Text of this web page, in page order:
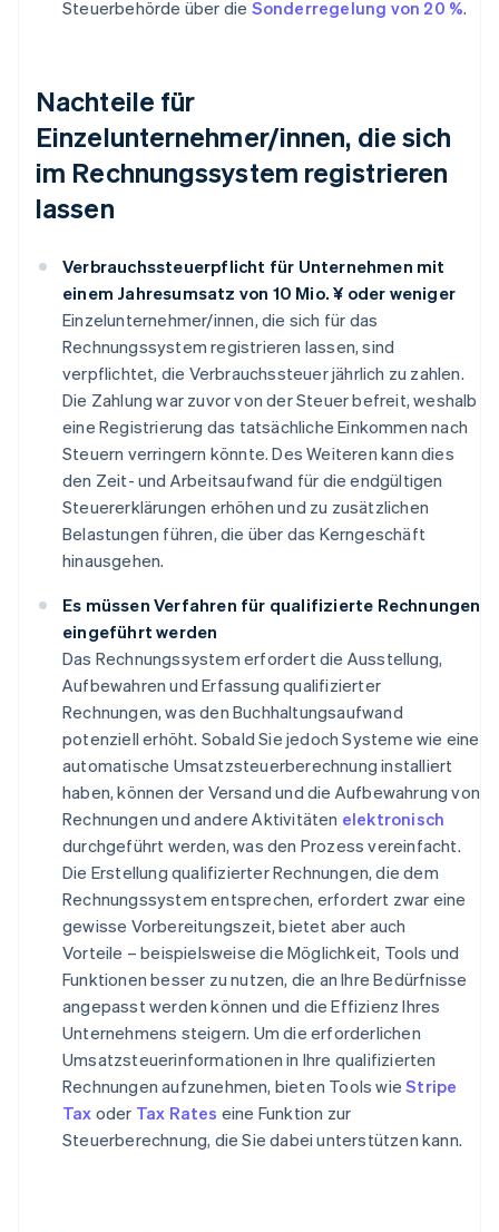
Steuerbehörde über die Sonderregelung von 20 %.
Nachteile für
Einzelunternehmer/innen, die sich
im Rechnungssystem registrieren
lassen
Verbrauchssteuerpflicht für Unternehmen mit
einem Jahresumsatz von 10 Mio. ¥ oder weniger
Einzelunternehmer/innen, die sich für das
Rechnungssystem registrieren lassen, sind
verpflichtet, die Verbrauchssteuer jährlich zu zahlen.
Die Zahlung war zuvor von der Steuer befreit, weshalb
eine Registrierung das tatsächliche Einkommen nach
Steuern verringern könnte. Des Weiteren kann dies
den Zeit- und Arbeitsaufwand für die endgültigen
Steuererklärungen erhöhen und zu zusätzlichen
Belastungen führen, die über das Kerngeschäft
hinausgehen.
Es müssen Verfahren für qualifizierte Rechnungen
eingeführt werden
Das Rechnungssystem erfordert die Ausstellung,
Aufbewahren und Erfassung qualifizierter
Rechnungen, was den Buchhaltungsaufwand
potenziell erhöht. Sobald Sie jedoch Systeme wie eine
automatische Umsatzsteuerberechnung installiert
haben, können der Versand und die Aufbewahrung von
Rechnungen und andere Aktivitäten elektronisch
durchgeführt werden, was den Prozess vereinfacht.
Die Erstellung qualifizierter Rechnungen, die dem
Rechnungssystem entsprechen, erfordert zwar eine
gewisse Vorbereitungszeit, bietet aber auch
Vorteile – beispielsweise die Möglichkeit, Tools und
Funktionen besser zu nutzen, die an Ihre Bedürfnisse
angepasst werden können und die Effizienz Ihres
Unternehmens steigern. Um die erforderlichen
Umsatzsteuerinformationen in Ihre qualifizierten
Rechnungen aufzunehmen, bieten Tools wieStripe
Tax oder Tax Rates eine Funktion zur
Steuerberechnung, die Sie dabei unterstützen kann.